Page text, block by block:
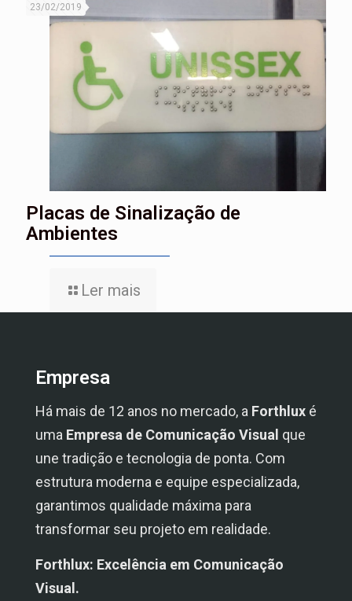
23/02/2019
Placas de Sinalização de
Ambientes
Ler mais
Empresa
Há mais de 12 anos no mercado, a Forthlux é
uma Empresa de Comunicação Visual que
une tradição e tecnologia de ponta. Com
estrutura moderna e equipe especializada,
garantimos qualidade máxima para
transformar seu projeto em realidade.
Forthlux: Excelência em Comunicação
Visual.